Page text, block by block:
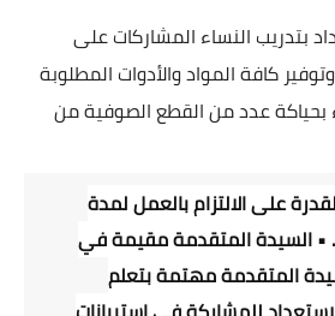
النساء المشاركات على
كافة المواد والأدوات المطلوبة
بحياكة عدد من القطع الصوفية من
على الالتزام بالعمل لمدة
• السيدة المتقدمة مقيمة في
المتقدمة مهتمة بتعلم